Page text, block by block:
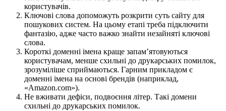
користувачів.
Ключові слова допоможуть розкрити суть сайту для
пошукових систем. На цьому етапі треба підключити
фантазію, адже часто важко знайти незайняті ключові
слова.
Короткі доменні імена краще запам’ятовуються
користувачам, менше схильні до друкарських помилок,
зрозуміліше сприймаються. Гарним прикладом є
доменні імена на основі брендів (наприклад,
«Amazon.com»).
Не вживати дефіси, подвоєння літер. Такі домени
схильні до друкарських помилок.